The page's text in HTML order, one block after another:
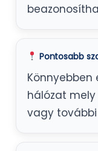
Pontosabb
Könnyebben
hálózat
vagy